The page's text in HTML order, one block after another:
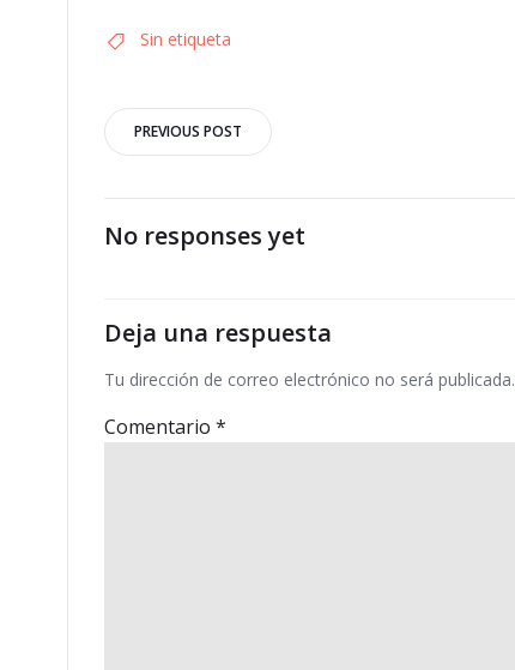
Sin etiqueta
Navegación
por
las
entradas
PREVIOUS POST
No responses yet
Deja una respuesta
Tu dirección de correo electrónico no será publicada.
Comentario *